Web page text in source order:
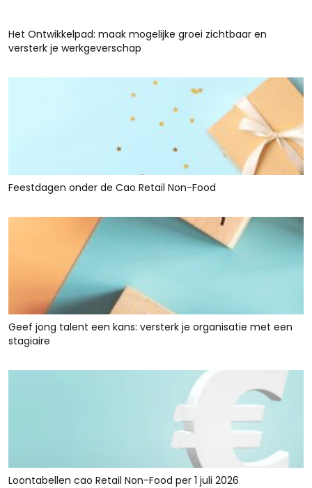
Het Ontwikkelpad: maak mogelijke groei zichtbaar en
versterk je werkgeverschap
Feestdagen onder de Cao Retail Non-Food
Geef jong talent een kans: versterk je organisatie met een
stagiaire
Loontabellen cao Retail Non-Food per 1 juli 2026